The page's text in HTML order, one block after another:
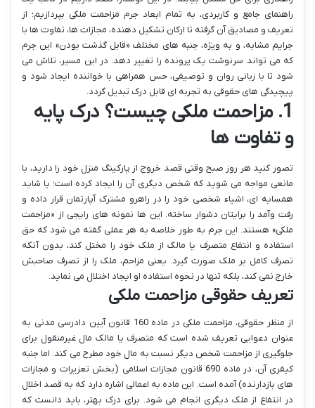
راهنمای جامع و کاربردی، به تمام ابعاد جرم مزاحمت ملکی بپردازیم؛ از
تعریف و مصادیق آن گرفته تا ارکان تشکیل دهنده، مجازات ها، تفاوت ها با
جرایم مشابه، و به ویژه، جنبه های مختلف «قابل گذشت بودن» این جرم
که می تواند سرنوشت یک پرونده را تغییر دهد. در این مسیر، تلاش می
شود تا با زبانی روان و توصیفی، حس همراهی با خواننده ایجاد شود و
پیچیدگی های حقوقی به تجربه ای قابل درک تبدیل گردد.
1. مزاحمت ملکی چیست؟ درک پایه
و تفاوت ها
تصور کنید هر روز صبح وقتی قصد خروج از پارکینگ منزل خود را دارید، با
مانعی مواجه می شوید که شخص دیگری آن را ایجاد کرده است؛ یا شاید
همسایه ای، اشیاء شخصی خود را در راهرو مشترک آپارتمان قرار داده و
رفت وآمد را برایتان دشوار ساخته. این ها نمونه های رایجی از «مزاحمت
ملکی» هستند. این جرم به طور خلاصه به هر عملی گفته می شود که حق
استفاده و انتفاع متصرف یا مالک از ملک خود را مختل کند، بدون آنکه
تصرف کامل بر ملک صورت گیرد. یعنی مزاحم، ملک را از تصرف صاحبش
خارج نمی کند، بلکه تنها در نحوه استفاده او ایجاد اختلال می نماید.
تعریف حقوقی مزاحمت ملکی
از منظر حقوقی، مزاحمت ملکی در ماده 160 قانون آیین دادرسی مدنی به
عنوان دعوایی تعریف شده است که متصرف یا مالک مال غیرمنقول برای
جلوگیری از مزاحمت شخص دیگر نسبت به مال خود مطرح می کند. اما جنبه
کیفری آن، در ماده 690 قانون مجازات اسلامی (بخش تعزیرات و مجازات
های بازدارنده) آمده است. این ماده به اعمالی اشاره دارد که به قصد اخلال
در انتفاع از ملک دیگری انجام می شود. برای درک بهتر، باید دانست که